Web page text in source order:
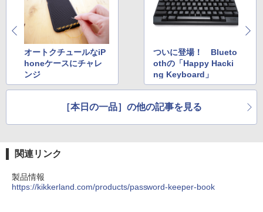
オートクチュールなiP
honeケースにチャレ
ンジ
ついに登場！ Blueto
othの「Happy Hacki
ng Keyboard」
［本日の一品］の他の記事を見る
関連リンク
製品情報
https://kikkerland.com/products/password-keeper-book